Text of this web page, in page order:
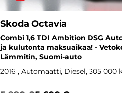
Skoda Octavia
Combi 1,6 TDI Ambition DSG
ja kulutonta maksuaikaa! -
Lämmitin, Suomi-auto
2016 , Automaatti, Diesel, 305 000